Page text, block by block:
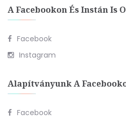
A Facebookon És Instán Is
Facebook
Instagram
Alapítványunk A
Facebook